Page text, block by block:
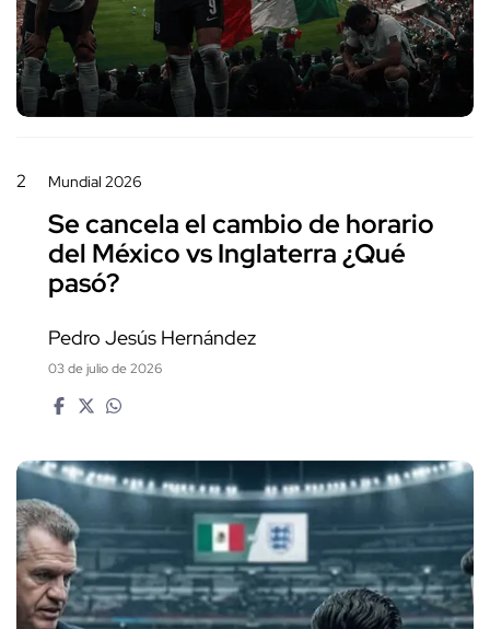
2 Mundial 2026
Se cancela el cambio de horario
del México vs Inglaterra ¿Qué
pasó?
Pedro Jesús Hernández
03 de julio de 2026